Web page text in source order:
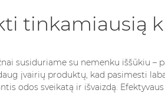
– jusliniai ir praktiniai veiksniai
ypatumai
tinkamiausią
susiduriame su nemenku iššūkiu –
įvairių produktų, kad pasimesti
odos sveikatą ir išvaizdą.